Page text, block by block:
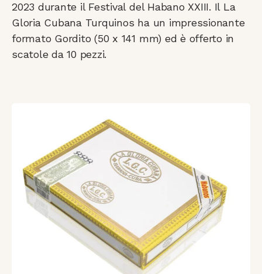
2023 durante il Festival del Habano XXIII. Il La
Gloria Cubana Turquinos ha un impressionante
formato Gordito (50 x 141 mm) ed è offerto in
scatole da 10 pezzi.